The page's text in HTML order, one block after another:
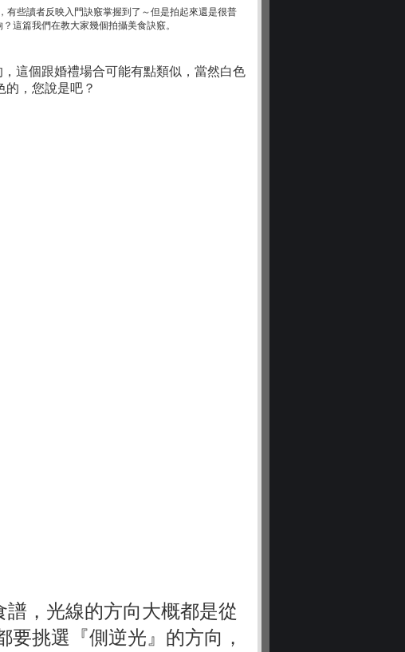
，有些讀者反映入門訣竅掌握到了～但是拍起來還是很普
這篇我們在教大家幾個拍攝美食訣竅。
這個跟婚禮場合可能有點類似，當然白色
，您說是吧？
，光線的方向大概都是從
挑選『側逆光』的方向，